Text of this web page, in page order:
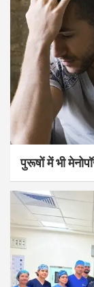
पुरूषों में भी